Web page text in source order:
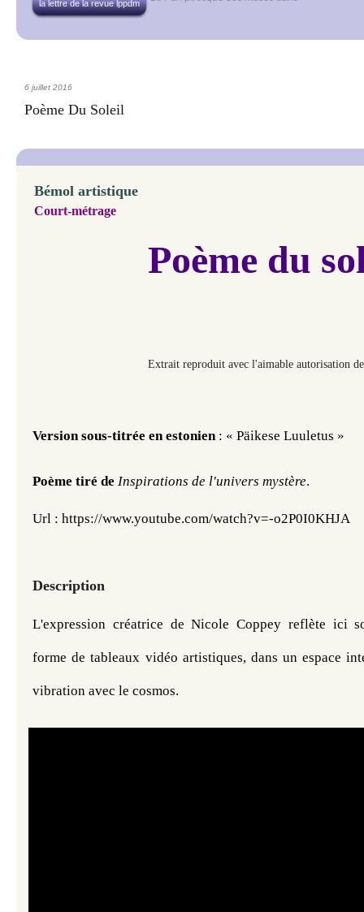
la lettre de la revue lppdm
6 juillet 2016
Poème Du Soleil
Bémol artistique
Court-métrage
Poème du
Extrait reproduit avec l'aimable autorisation
Version sous-titrée en estonien : « Päikese Luuletus »
Poème tiré de Inspirations de l'univers mystère.
Url : https://www.youtube.com/watch?v=-o2P0I0KHJA
Description
L'expression créatrice de Nicole Coppey reflète ici
forme de tableaux vidéo artistiques, dans un espace
vibration avec le cosmos.